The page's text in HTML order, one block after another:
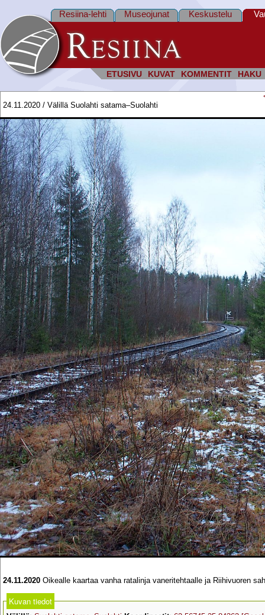
ETUSIVU KUVAT KOMMENTIT HAKU
Resiina-lehti Museojunat Keskustelu
24.11.2020 / Välillä Suolahti satama–Suolahti
24.11.2020 Oikealle kaartaa vanha ratalinja vaneritehtaalle ja Riihivuoren
Kuvan tiedot